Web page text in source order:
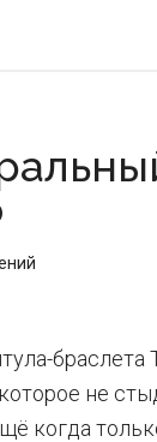
браслета
не
когда